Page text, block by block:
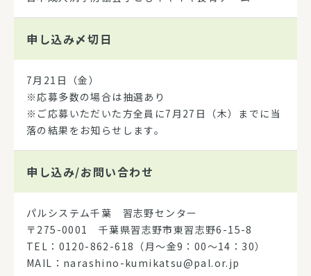
申し込み〆切日
7月21日（金）
※応募多数の場合は抽選あり
※ご応募いただいた方全員に7月27日（木）までに当
落の結果をお知らせします。
申し込み/お問い合わせ
パルシステム千葉 習志野センター
〒275-0001 千葉県習志野市東習志野6-15-8
TEL：0120-862-618（月～金9：00～14：30）
MAIL：narashino-kumikatsu@pal.or.jp